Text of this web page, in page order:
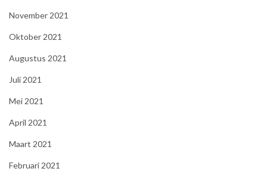
November 2021
Oktober 2021
Augustus 2021
Juli 2021
Mei 2021
April 2021
Maart 2021
Februari 2021